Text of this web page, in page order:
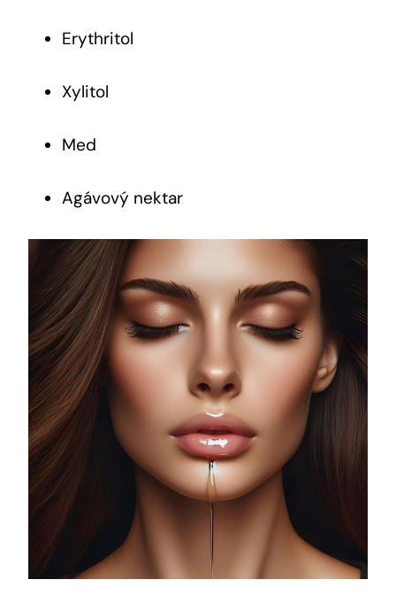
Erythritol
Xylitol
Med
Agávový nektar